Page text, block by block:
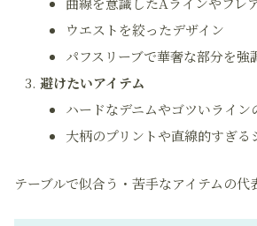
ウエストを絞ったデザイン
パフスリーブで華奢な部分を強
避けたいアイテム
ハードなデニムやゴツいライン
大柄のプリントや直線的すぎる
テーブルで似合う・苦手なアイテムの代